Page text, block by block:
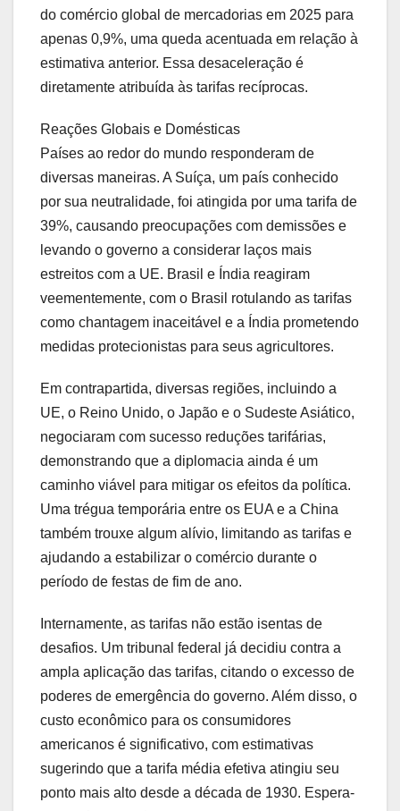
do comércio global de mercadorias em 2025 para
apenas 0,9%, uma queda acentuada em relação à
estimativa anterior. Essa desaceleração é
diretamente atribuída às tarifas recíprocas.
Reações Globais e Domésticas
Países ao redor do mundo responderam de
diversas maneiras. A Suíça, um país conhecido
por sua neutralidade, foi atingida por uma tarifa de
39%, causando preocupações com demissões e
levando o governo a considerar laços mais
estreitos com a UE. Brasil e Índia reagiram
veementemente, com o Brasil rotulando as tarifas
como chantagem inaceitável e a Índia prometendo
medidas protecionistas para seus agricultores.
Em contrapartida, diversas regiões, incluindo a
UE, o Reino Unido, o Japão e o Sudeste Asiático,
negociaram com sucesso reduções tarifárias,
demonstrando que a diplomacia ainda é um
caminho viável para mitigar os efeitos da política.
Uma trégua temporária entre os EUA e a China
também trouxe algum alívio, limitando as tarifas e
ajudando a estabilizar o comércio durante o
período de festas de fim de ano.
Internamente, as tarifas não estão isentas de
desafios. Um tribunal federal já decidiu contra a
ampla aplicação das tarifas, citando o excesso de
poderes de emergência do governo. Além disso, o
custo econômico para os consumidores
americanos é significativo, com estimativas
sugerindo que a tarifa média efetiva atingiu seu
ponto mais alto desde a década de 1930. Espera-